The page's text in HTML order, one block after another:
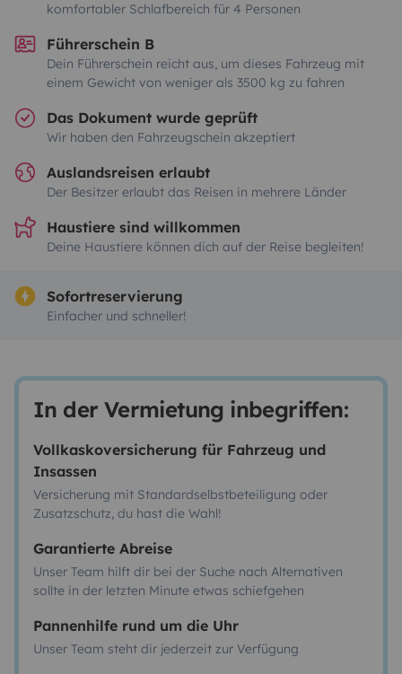
komfortabler Schlafbereich für 4 Personen
Führerschein B
Dein Führerschein reicht aus, um dieses Fahrzeug mit
einem Gewicht von weniger als 3500 kg zu fahren
Das Dokument wurde geprüft
Wir haben den Fahrzeugschein akzeptiert
Auslandsreisen erlaubt
Der Besitzer erlaubt das Reisen in mehrere Länder
Haustiere sind willkommen
Deine Haustiere können dich auf der Reise begleiten!
Sofortreservierung
Einfacher und schneller!
In der Vermietung inbegriffen:
Vollkaskoversicherung für Fahrzeug und
Insassen
Versicherung mit Standardselbstbeteiligung oder
Zusatzschutz, du hast die Wahl!
Garantierte Abreise
Unser Team hilft dir bei der Suche nach Alternativen
sollte in der letzten Minute etwas schiefgehen
Pannenhilfe rund um die Uhr
Unser Team steht dir jederzeit zur Verfügung